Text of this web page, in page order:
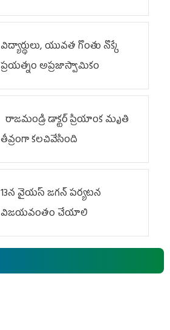
విద్యార్థులు, యువత గొంతు నొక్కే
ప్రయత్నం అప్రజాస్వామికం
రాజమండ్రి డాక్టర్‌ ప్రియాంక మృతి
తీవ్రంగా కలచివేసింది
13న వైయస్‌ జగన్‌ పర్యటన
విజయవంతం చేయాలి